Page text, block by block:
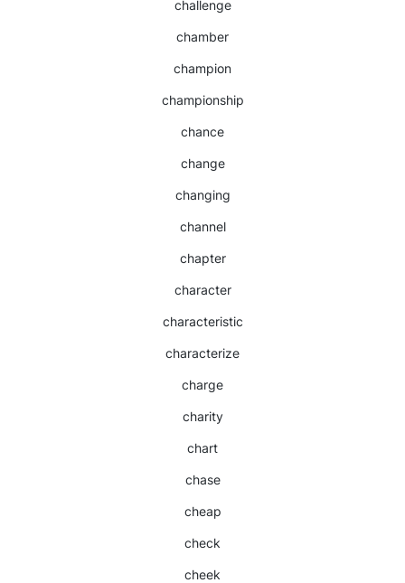
challenge
chamber
champion
championship
chance
change
changing
channel
chapter
character
characteristic
characterize
charge
charity
chart
chase
cheap
check
cheek